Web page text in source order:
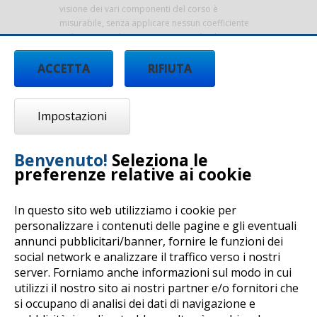
visione dei vari componenti del corso è
misurabile, senza applicare nessun coefficiente
"arbitrario" (ad esempio assumendo che un'ora
di e-learning equivale a 2 ore d'aula).
DISPENSE E MATERIALI DI
APPROFONDIMENTO
Il partecipante trova all'interno del corso
SUPPORTO ALL'UTENTE DEL CORSO
da un mentor e tutor a disposizione dell'utente in
orari definiti, per garantire la costante raccolta di
osservazioni, esigenze e bisogni specifici.
MENTOR/TUTOR DI CONTENUTO
È garantita la disponibilità di mentor/tutor di
contenuto in possesso dei requisiti previsti
per i formatori/docenti dal Decreto
RIFIUTA
ACCETTA
Impostazioni
Benvenuto! Seleziona le
preferenze relative ai cookie
In questo sito web utilizziamo i cookie per
personalizzare i contenuti delle pagine e gli eventuali
annunci pubblicitari/banner, fornire le funzioni dei
social network e analizzare il traffico verso i nostri
server. Forniamo anche informazioni sul modo in cui
utilizzi il nostro sito ai nostri partner e/o fornitori che
si occupano di analisi dei dati di navigazione e